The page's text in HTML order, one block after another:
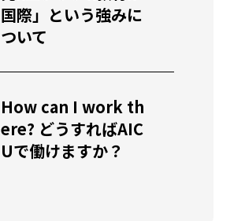
国際」という強みに
ついて
How can I work th
ere? どうすればAIC
Uで働けますか？